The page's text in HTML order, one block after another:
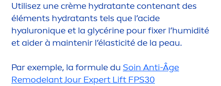
Utilisez une crème hydratante contenant des
éléments hydratants tels que l’acide
hyaluronique et la glycérine pour fixer l’humidité
et aider à maintenir l’élasticité de la peau.
Par exemple, la formule du Soin Anti-Âge
Remodelant Jour Expert Lift FPS30